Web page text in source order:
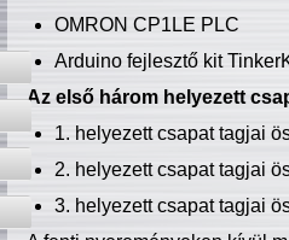
OMRON CP1LE PLC
Arduino fejlesztő kit
Az első három helyezett
1. helyezett csapat tagjai
2. helyezett csapat tagjai
3. helyezett csapat tagjai